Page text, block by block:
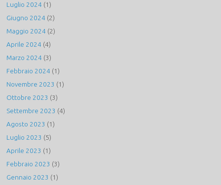
Luglio 2024 (1)
Giugno 2024 (2)
Maggio 2024 (2)
Aprile 2024 (4)
Marzo 2024 (3)
Febbraio 2024 (1)
Novembre 2023 (1)
Ottobre 2023 (3)
Settembre 2023 (4)
Agosto 2023 (1)
Luglio 2023 (5)
Aprile 2023 (1)
Febbraio 2023 (3)
Gennaio 2023 (1)